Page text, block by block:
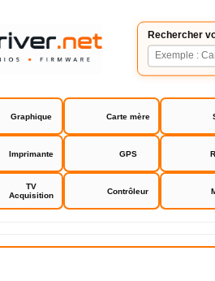
Rechercher
Graphique Carte mère
Imprimante GPS
TV
Acquisition
Contrôleur
GA A320M S2H 3.0